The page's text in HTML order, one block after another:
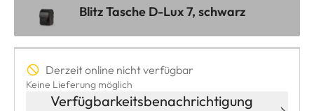
Blitz Tasche D-Lux 7, schwarz
Derzeit online nicht verfügbar
Keine Lieferung möglich
Verfügbarkeitsbenachrichtigung